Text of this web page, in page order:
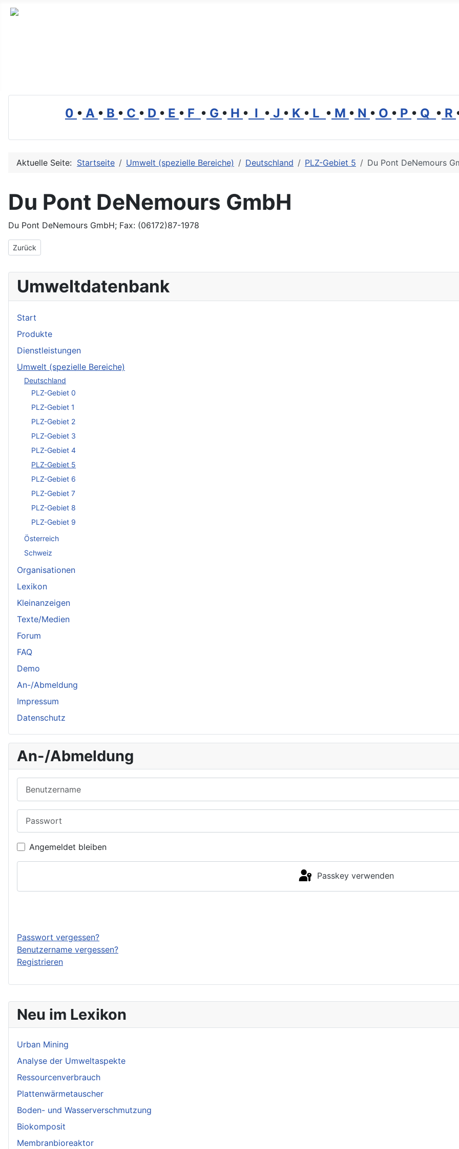
0 • A • B • C • D • E • F • G • H • I • J • K • L • M • N • O • P • Q • R
Neu im Lexikon
Urban Mining
Analyse der Umweltaspekte
Ressourcenverbrauch
Plattenwärmetauscher
Boden- und Wasserverschmutzung
Biokomposit
Membranbioreaktor
Aktuelle Seite: Startseite Umwelt (spezielle Bereiche) Deutschland PLZ-Gebiet 5 Du Pont DeNemours
Du Pont DeNemours GmbH
Du Pont DeNemours GmbH; Fax: (06172)87-1978
Vorheriger Beitrag: Dr.med.dent. Christian Reinhold
Zurück
Umweltdatenbank
Start
Produkte
Dienstleistungen
Umwelt (spezielle Bereiche)
Deutschland
PLZ-Gebiet 0
PLZ-Gebiet 1
PLZ-Gebiet 2
PLZ-Gebiet 3
PLZ-Gebiet 4
PLZ-Gebiet 5
PLZ-Gebiet 6
PLZ-Gebiet 7
PLZ-Gebiet 8
PLZ-Gebiet 9
Österreich
Schweiz
Organisationen
Lexikon
Kleinanzeigen
Texte/Medien
Forum
FAQ
Demo
An-/Abmeldung
Impressum
Datenschutz
An-/Abmeldung
Angemeldet bleiben
Passkey verwenden
Passwort vergessen?
Benutzername vergessen?
Registrieren